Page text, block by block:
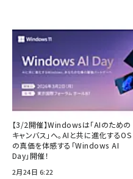
【3/2開催】Windowsは「AIのための
キャンバス」へ。AIと共に進化するOS
の真価を体感する「Windows AI
Day」開催！
2月24日 6:22